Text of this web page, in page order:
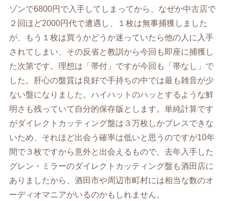
ゾンで6800円で入手してしまってから、なぜか中古店で
２回ほど2000円代で遭遇し、１枚は無事捕獲しました
が、もう１枚は買うかどうか迷っていたら他の人に入手
されてしまい、その反省と教訓から今回も即座に捕獲し
た次第です。理想は「帯付」ですが今回も「帯なし」で
した。肝心の盤質は良好で手持ちの中では最も雑音が少
ない盤になりました。ハイハットのハッとするような鮮
明さも残っていて自分的保存版とします。単純計算です
がダイレクトカッティング盤は３万枚しかプレスできな
いため、それほど出会う確率は低いと思うのですが10年
間で３枚ですから意外と出会えるもので、去年入手した
グレン・ミラーのダイレクトカッティング盤も酒田店に
ありましたから、酒田市や周辺市町村には相当な数のオ
ーディオマニアがいるのかもしれません。